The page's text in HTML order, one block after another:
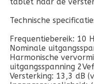
Technische
Frequentiebereik: 10
Nominale
Harmonische
uitgangsspanning
Versterking: 13,3 dB